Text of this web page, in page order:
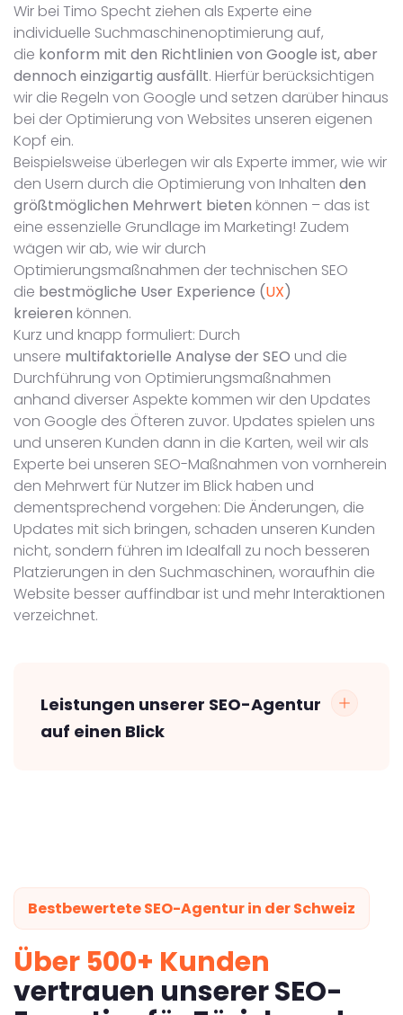
Wir bei Timo Specht ziehen als Experte eine
individuelle Suchmaschinenoptimierung auf,
die konform mit den Richtlinien von Google ist, aber
dennoch einzigartig ausfällt. Hierfür berücksichtigen
wir die Regeln von Google und setzen darüber hinaus
bei der Optimierung von Websites unseren eigenen
Kopf ein.
Beispielsweise überlegen wir als Experte immer, wie wir
den Usern durch die Optimierung von Inhalten den
größtmöglichen Mehrwert bieten können – das ist
eine essenzielle Grundlage im Marketing! Zudem
wägen wir ab, wie wir durch
Optimierungsmaßnahmen der technischen SEO
die bestmögliche User Experience (UX)
kreieren können.
Kurz und knapp formuliert: Durch
unsere multifaktorielle Analyse der SEO und die
Durchführung von Optimierungsmaßnahmen
anhand diverser Aspekte kommen wir den Updates
von Google des Öfteren zuvor. Updates spielen uns
und unseren Kunden dann in die Karten, weil wir als
Experte bei unseren SEO-Maßnahmen von vornherein
den Mehrwert für Nutzer im Blick haben und
dementsprechend vorgehen: Die Änderungen, die
Updates mit sich bringen, schaden unseren Kunden
nicht, sondern führen im Idealfall zu noch besseren
Platzierungen in den Suchmaschinen, woraufhin die
Website besser auffindbar ist und mehr Interaktionen
verzeichnet.
Leistungen unserer SEO-Agentur
auf einen Blick
Bestbewertete SEO-Agentur in der Schweiz
Über 500+ Kunden
vertrauen unserer SEO-